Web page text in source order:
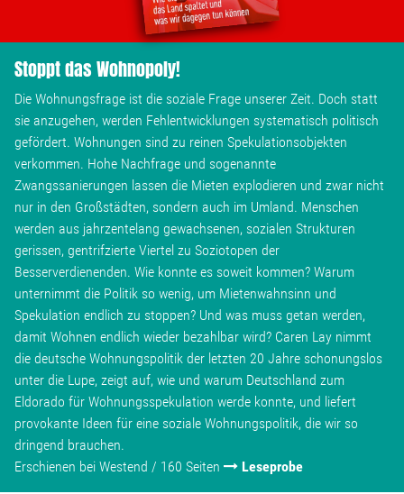
Wohnopoly
Das Buch
Leseprobe
Pressestimmen
Bestellen
Stoppt das Wohnopoly!
Die Wohnungsfrage ist die soziale Frage unserer Zeit. Doch statt
sie anzugehen, werden Fehlentwicklungen systematisch politisch
gefördert. Wohnungen sind zu reinen Spekulationsobjekten
verkommen. Hohe Nachfrage und sogenannte
Zwangssanierungen lassen die Mieten explodieren und zwar nicht
nur in den Großstädten, sondern auch im Umland. Menschen
werden aus jahrzentelang gewachsenen, sozialen Strukturen
gerissen, gentrifzierte Viertel zu Soziotopen der
Besserverdienenden. Wie konnte es soweit kommen? Warum
unternimmt die Politik so wenig, um Mietenwahnsinn und
Spekulation endlich zu stoppen? Und was muss getan werden,
damit Wohnen endlich wieder bezahlbar wird? Caren Lay nimmt
die deutsche Wohnungspolitik der letzten 20 Jahre schonungslos
unter die Lupe, zeigt auf, wie und warum Deutschland zum
Eldorado für Wohnungsspekulation werde konnte, und liefert
provokante Ideen für eine soziale Wohnungspolitik, die wir so
dringend brauchen.
Erschienen bei Westend / 160 Seiten
Leseprobe